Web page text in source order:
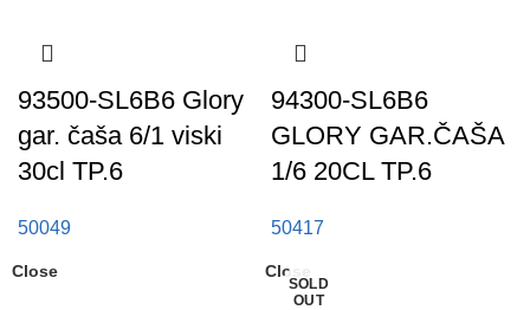
93500-SL6B6 Glory
gar. čaša 6/1 viski
30cl TP.6
50049
94300-SL6B6
GLORY GAR.ČAŠA
1/6 20CL TP.6
50417
Close
SOLD
OUT
SOLD
OUT
Close